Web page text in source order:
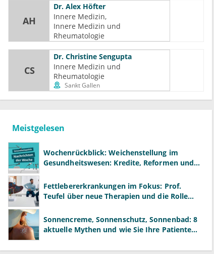
AH
Dr. Alex Höfter
Innere Medizin
Innere Medizin und
Rheumatologie
CS
Dr. Christine Sengupta
Innere Medizin und
Rheumatologie
Sankt Gallen
Meistgelesen
Wochenrückblick: Weichenstellung im
Gesundheitswesen: Kredite, Reformen und
Fettlebererkrankungen im Fokus: Prof.
Teufel über neue Therapien und die Rolle
Sonnencreme, Sonnenschutz, Sonnenbad: 8
aktuelle Mythen und wie Sie Ihre Patienten